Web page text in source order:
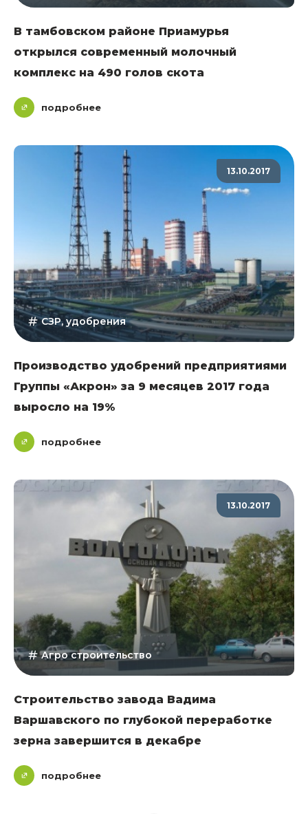
В тамбовском районе Приамурья
открылся современный молочный
комплекс на 490 голов скота
подробнее
13.10.2017
СЗР, удобрения
Производство удобрений предприятиями
Группы «Акрон» за 9 месяцев 2017 года
выросло на 19%
подробнее
13.10.2017
Агро строительство
Строительство завода Вадима
Варшавского по глубокой переработке
зерна завершится в декабре
подробнее